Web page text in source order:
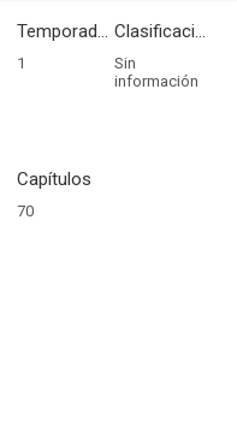
Temporadas
1
Clasificación por edades
Sin
información
Capítulos
70